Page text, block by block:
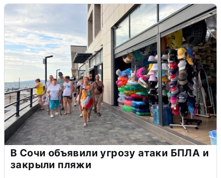
В Сочи объявили угрозу атаки БПЛА и
закрыли пляжи